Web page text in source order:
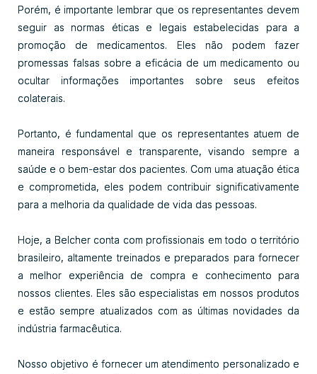
Porém, é importante lembrar que os representantes devem
seguir as normas éticas e legais estabelecidas para a
promoção de medicamentos. Eles não podem fazer
promessas falsas sobre a eficácia de um medicamento ou
ocultar informações importantes sobre seus efeitos
colaterais.
Portanto, é fundamental que os representantes atuem de
maneira responsável e transparente, visando sempre a
saúde e o bem-estar dos pacientes. Com uma atuação ética
e comprometida, eles podem contribuir significativamente
para a melhoria da qualidade de vida das pessoas.
Hoje, a Belcher conta com profissionais em todo o território
brasileiro, altamente treinados e preparados para fornecer
a melhor experiência de compra e conhecimento para
nossos clientes. Eles são especialistas em nossos produtos
e estão sempre atualizados com as últimas novidades da
indústria farmacêutica.
Nosso objetivo é fornecer um atendimento personalizado e